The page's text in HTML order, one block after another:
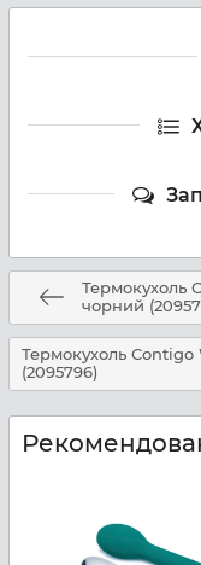
Термокухоль
чорний
Термокухоль
(2095796)